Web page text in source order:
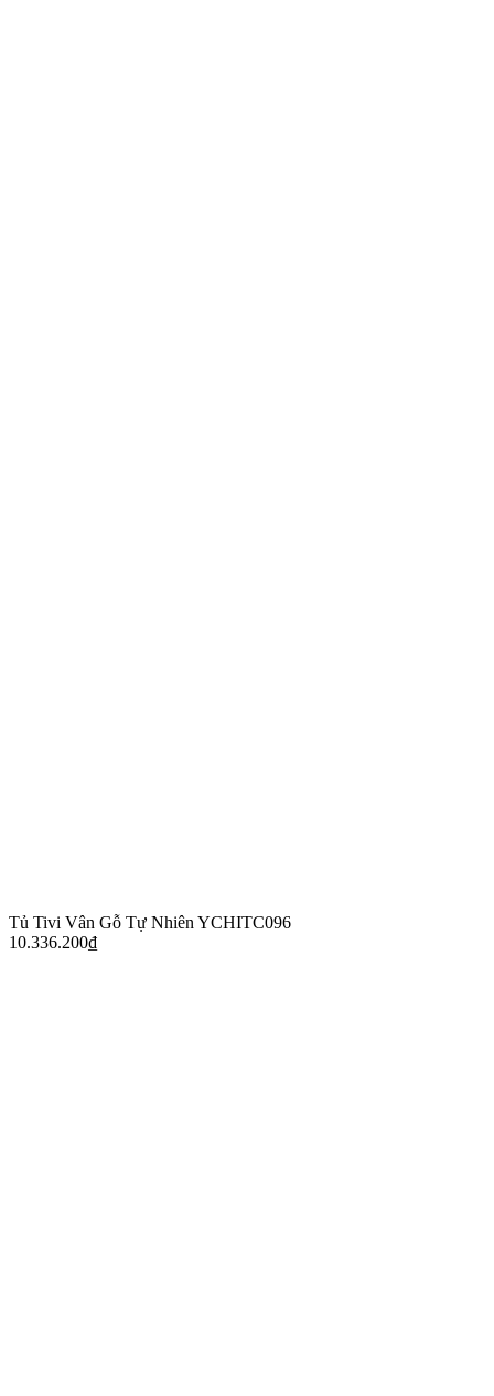
Tủ Tivi Vân Gỗ Tự Nhiên YCHITC096
10.336.200₫